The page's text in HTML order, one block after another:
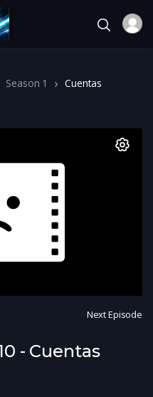
Season 1
Cuentas
Next Episode
- Cuentas